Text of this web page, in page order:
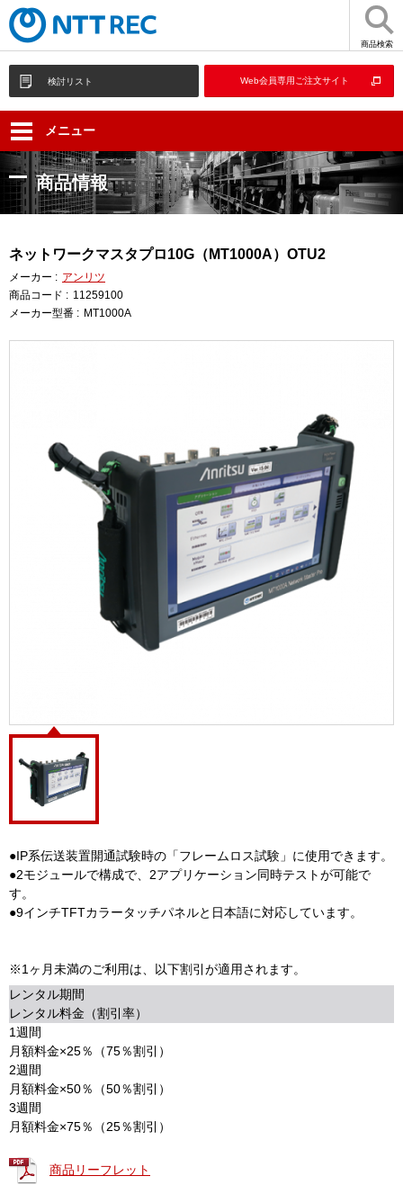
商品検索
検討リスト Web会員専用ご注文サイト
メニュー
商品情報
ネットワークマスタプロ10G（MT1000A）OTU2
メーカー : アンリツ
商品コード : 11259100
メーカー型番 : MT1000A
●IP系伝送装置開通試験時の「フレームロス試験」に使用できます。
●2モジュールで構成で、2アプリケーション同時テストが可能で
す。
●9インチTFTカラータッチパネルと日本語に対応しています。
※1ヶ月未満のご利用は、以下割引が適用されます。
レンタル期間
レンタル料金（割引率）
1週間
月額料金×25％（75％割引）
2週間
月額料金×50％（50％割引）
3週間
月額料金×75％（25％割引）
商品リーフレット